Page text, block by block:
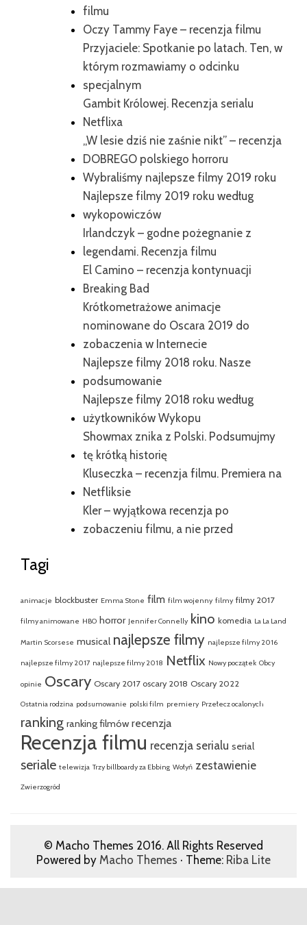
filmu
Oczy Tammy Faye – recenzja filmu
Przyjaciele: Spotkanie po latach. Ten, w
którym rozmawiamy o odcinku
specjalnym
Gambit Królowej. Recenzja serialu
Netflixa
„W lesie dziś nie zaśnie nikt” – recenzja
DOBREGO polskiego horroru
Wybraliśmy najlepsze filmy 2019 roku
Najlepsze filmy 2019 roku według
wykopowiczów
Irlandczyk – godne pożegnanie z
legendami. Recenzja filmu
El Camino – recenzja kontynuacji
Breaking Bad
Krótkometrażowe animacje
nominowane do Oscara 2019 do
zobaczenia w Internecie
Najlepsze filmy 2018 roku. Nasze
podsumowanie
Najlepsze filmy 2018 roku według
użytkowników Wykopu
Showmax znika z Polski. Podsumujmy
tę krótką historię
Kluseczka – recenzja filmu. Premiera na
Netfliksie
Kler – wyjątkowa recenzja po
zobaczeniu filmu, a nie przed
Tagi
animacje blockbuster Emma Stone film film wojenny filmy filmy 2017
filmy animowane HBO horror Jennifer Connelly kino komedia La La Land
Martin Scorsese musical najlepsze filmy najlepsze filmy 2016
najlepsze filmy 2017 najlepsze filmy 2018 Netflix Nowy początek Obcy
opinie Oscary Oscary 2017 oscary 2018 Oscary 2022
Ostatnia rodzina podsumowanie polski film premiery Przełecz ocalonych
ranking ranking filmów recenzja
Recenzja filmu recenzja serialu serial
seriale telewizja Trzy billboardy za Ebbing Wołyń zestawienie
Zwierzogród
© Macho Themes 2016. All Rights Reserved
Powered by Macho Themes · Theme: Riba Lite